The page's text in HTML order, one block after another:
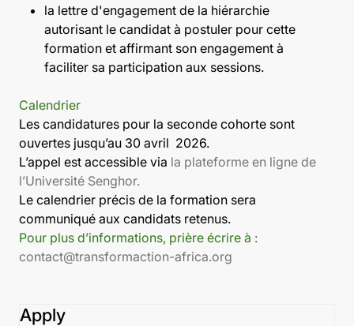
la lettre d'engagement de la hiérarchie
autorisant le candidat à postuler pour cette
formation et affirmant son engagement à
faciliter sa participation aux sessions.
Calendrier
Les candidatures pour la seconde cohorte sont
ouvertes jusqu’au 30 avril 2026.
L’appel est accessible via la plateforme en ligne de
l’Université Senghor.
Le calendrier précis de la formation sera
communiqué aux candidats retenus.
Pour plus d’informations, prière écrire à :
contact@transformaction-africa.org
Apply